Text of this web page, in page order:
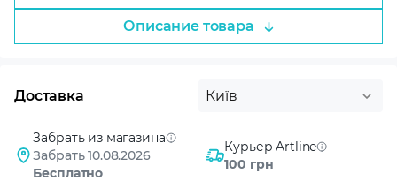
Описание товара
Доставка Київ
Забрать из магазина
Забрать 10.08.2026
Бесплатно
Курьер Artline
100 грн